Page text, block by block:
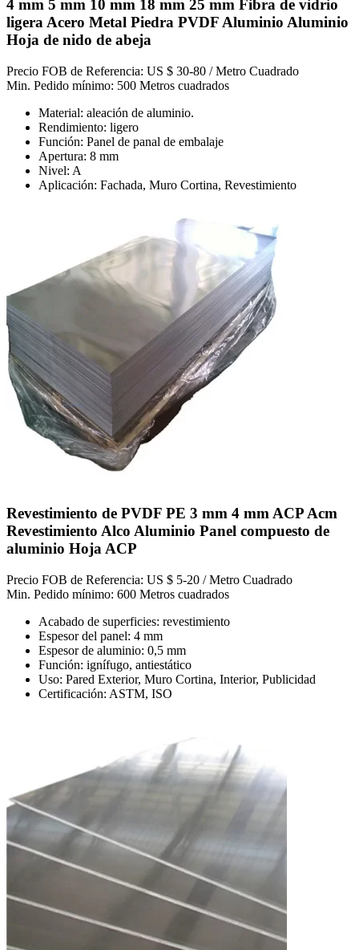
4 mm 5 mm 10 mm 18 mm 25 mm Fibra de vidrio
ligera Acero Metal Piedra PVDF Aluminio Aluminio
Hoja de nido de abeja
Precio FOB de Referencia: US $ 30-80 / Metro Cuadrado
Min. Pedido mínimo: 500 Metros cuadrados
Material: aleación de aluminio.
Rendimiento: ligero
Función: Panel de panal de embalaje
Apertura: 8 mm
Nivel: A
Aplicación: Fachada, Muro Cortina, Revestimiento
Revestimiento de PVDF PE 3 mm 4 mm ACP Acm
Revestimiento Alco Aluminio Panel compuesto de
aluminio Hoja ACP
Precio FOB de Referencia: US $ 5-20 / Metro Cuadrado
Min. Pedido mínimo: 600 Metros cuadrados
Acabado de superficies: revestimiento
Espesor del panel: 4 mm
Espesor de aluminio: 0,5 mm
Función: ignífugo, antiestático
Uso: Pared Exterior, Muro Cortina, Interior, Publicidad
Certificación: ASTM, ISO